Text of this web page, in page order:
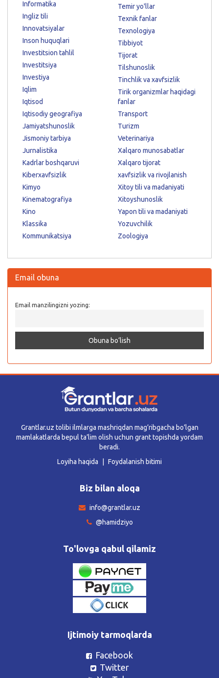
Informatika
Ingliz tili
Innovatsiyalar
Inson huquqlari
Investitsion tahlil
Investitsiya
Investiya
Iqlim
Iqtisod
Iqtisodiy geografiya
Jamiyatshunoslik
Jismoniy tarbiya
Jurnalistika
Kadrlar boshqaruvi
Kiberxavfsizlik
Kimyo
Kinematografiya
Kino
Klassika
Kommunikatsiya
Temir yo'llar
Texnik fanlar
Texnologiya
Tibbiyot
Tijorat
Tilshunoslik
Tinchlik va xavfsizlik
Tirik organizmlar haqidagi
fanlar
Transport
Turizm
Veterinariya
Xalqaro munosabatlar
Xalqaro tijorat
xavfsizlik va rivojlanish
Xitoy tili va madaniyati
Xitoyshunoslik
Yapon tili va madaniyati
Yozuvchilik
Zoologiya
Email obuna
Email manzilingizni yozing:
Grantlar.uz tolibi ilmlarga mashriqdan mag’ribgacha bo’lgan
mamlakatlarda bepul ta’lim olish uchun grant topishda yordam
beradi.
Loyiha haqida
Foydalanish bitimi
Biz bilan aloqa
info@grantlar.uz
@hamidziyo
To'lovga qabul qilamiz
Ijtimoiy tarmoqlarda
Facebook
Twitter